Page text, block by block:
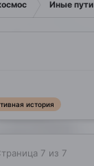
Иные пути
история
7 из 7